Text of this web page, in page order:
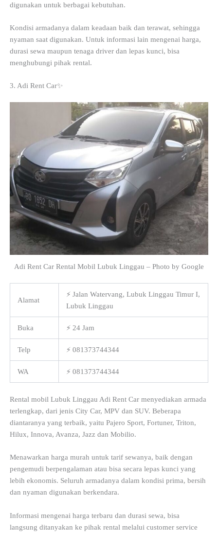
digunakan untuk berbagai kebutuhan.
Kondisi armadanya dalam keadaan baik dan terawat, sehingga
nyaman saat digunakan. Untuk informasi lain mengenai harga,
durasi sewa maupun tenaga driver dan lepas kunci, bisa
menghubungi pihak rental.
3. Adi Rent Car✨
Adi Rent Car Rental Mobil Lubuk Linggau – Photo by Google
Alamat
⚡ Jalan Watervang, Lubuk Linggau Timur I,
Lubuk Linggau
Buka ⚡ 24 Jam
Telp ⚡ 081373744344
WA ⚡ 081373744344
Rental mobil Lubuk Linggau Adi Rent Car menyediakan armada
terlengkap, dari jenis City Car, MPV dan SUV. Beberapa
diantaranya yang terbaik, yaitu Pajero Sport, Fortuner, Triton,
Hilux, Innova, Avanza, Jazz dan Mobilio.
Menawarkan harga murah untuk tarif sewanya, baik dengan
pengemudi berpengalaman atau bisa secara lepas kunci yang
lebih ekonomis. Seluruh armadanya dalam kondisi prima, bersih
dan nyaman digunakan berkendara.
Informasi mengenai harga terbaru dan durasi sewa, bisa
langsung ditanyakan ke pihak rental melalui customer service